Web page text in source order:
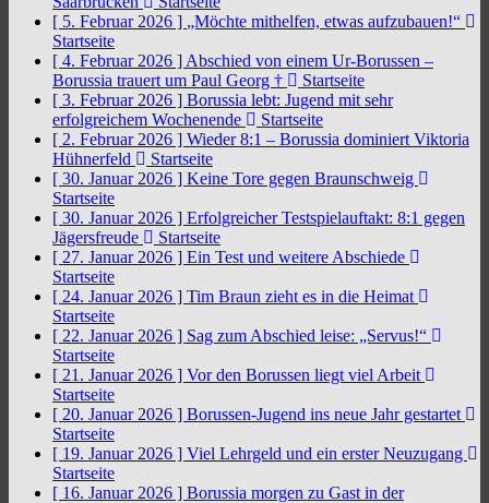
[ 5. Februar 2026 ] „Möchte mithelfen, etwas aufzubauen!“
Startseite
[ 4. Februar 2026 ] Abschied von einem Ur-Borussen –
Borussia trauert um Paul Georg †
Startseite
[ 3. Februar 2026 ] Borussia lebt: Jugend mit sehr
erfolgreichem Wochenende
Startseite
[ 2. Februar 2026 ] Wieder 8:1 – Borussia dominiert Viktoria
Hühnerfeld
Startseite
[ 30. Januar 2026 ] Keine Tore gegen Braunschweig
Startseite
[ 30. Januar 2026 ] Erfolgreicher Testspielauftakt: 8:1 gegen
Jägersfreude
Startseite
[ 27. Januar 2026 ] Ein Test und weitere Abschiede
Startseite
[ 24. Januar 2026 ] Tim Braun zieht es in die Heimat
Startseite
[ 22. Januar 2026 ] Sag zum Abschied leise: „Servus!“
Startseite
[ 21. Januar 2026 ] Vor den Borussen liegt viel Arbeit
Startseite
[ 20. Januar 2026 ] Borussen-Jugend ins neue Jahr gestartet
Startseite
[ 19. Januar 2026 ] Viel Lehrgeld und ein erster Neuzugang
Startseite
[ 16. Januar 2026 ] Borussia morgen zu Gast in der